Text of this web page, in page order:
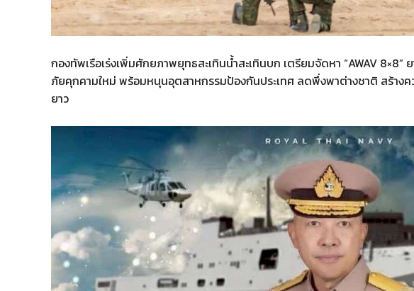
กองทัพเรือเร่งเพิ่มศักยภาพยุทธสะเทินน้ำสะเทินบก เตรียมจัดหา “AWAV 8×8”
ภัยคุกคามใหม่ พร้อมหนุนอุตสาหกรรมป้องกันประเทศ ลดพึ่งพาต่างชาติ สร้างค
ยาว